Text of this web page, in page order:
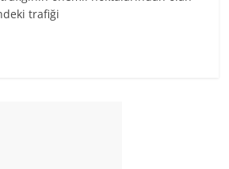
trafiği